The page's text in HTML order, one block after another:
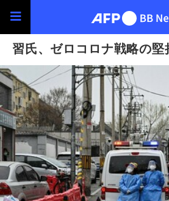
習氏、ゼロコロナ戦略の